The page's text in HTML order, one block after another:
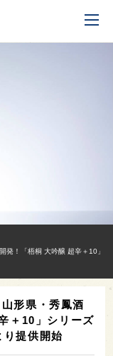
発！「梧桐 大吟醸 超辛＋10」
形県・秀鳳酒
＋10」シリーズ
提供開始